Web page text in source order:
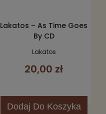
Lakatos – As Time Goes
By CD
Lakatos
20,00 zł
Dodaj Do Koszyka